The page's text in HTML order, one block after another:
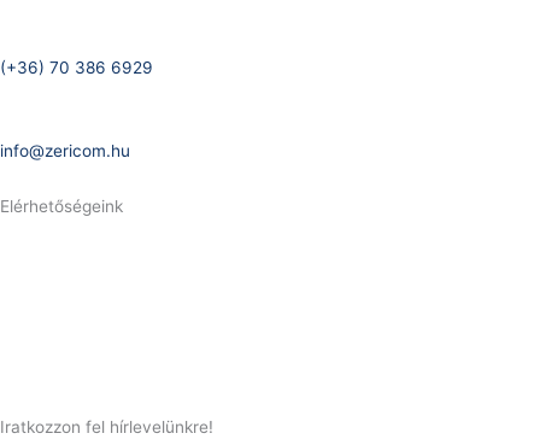
(+36) 70 386 6929
info@zericom.hu
Elérhetőségeink
Iratkozzon fel hírlevelünkre!